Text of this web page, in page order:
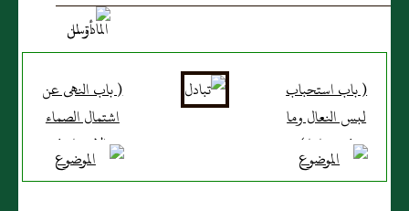
( باب استحباب
لبس النعال وما
فى معناها )
( باب النهى عن
اشتمال الصماء
والاحتباء فى
ثوب واحد